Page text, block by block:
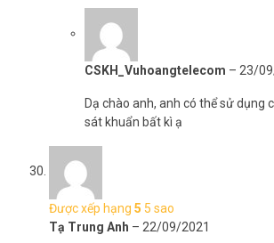
CSKH_Vuhoangtelecom – 23/
Dạ chào anh, anh có thể sử dụng
sát khuẩn bất kì ạ
Được xếp hạng 5 5 sao
Tạ Trung Anh – 22/09/2021